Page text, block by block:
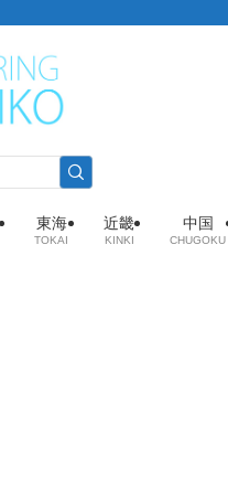
東海
TOKAI
近畿
KINKI
中国
CHUGOKU